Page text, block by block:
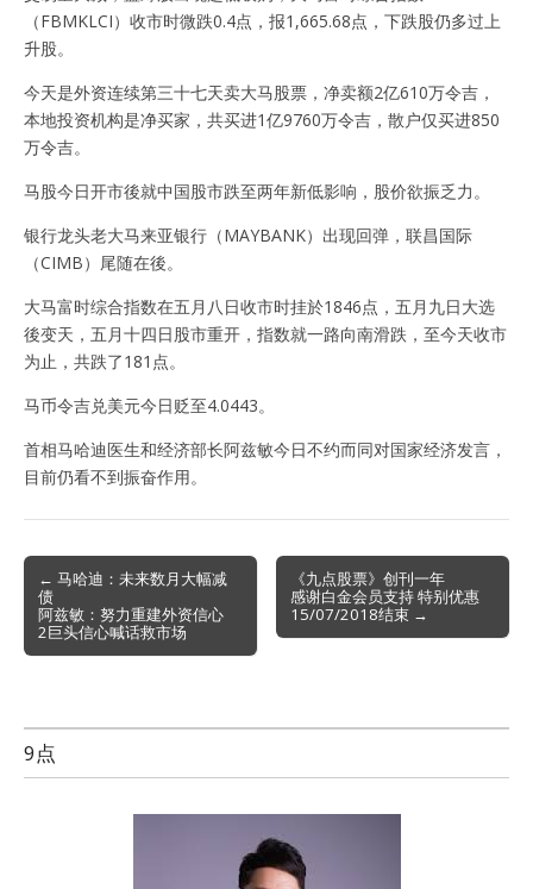
（FBMKLCI）收市时微跌0.4点，报1,665.68点，下跌股仍多过上
升股。
今天是外资连续第三十七天卖大马股票，净卖额2亿610万令吉，
本地投资机构是净买家，共买进1亿9760万令吉，散户仅买进850
万令吉。
马股今日开市後就中国股市跌至两年新低影响，股价欲振乏力。
银行龙头老大马来亚银行（MAYBANK）出现回弹，联昌国际
（CIMB）尾随在後。
大马富时综合指数在五月八日收市时挂於1846点，五月九日大选
後变天，五月十四日股市重开，指数就一路向南滑跌，至今天收市
为止，共跌了181点。
马币令吉兑美元今日贬至4.0443。
首相马哈迪医生和经济部长阿兹敏今日不约而同对国家经济发言，
目前仍看不到振奋作用。
Post
navigation
← 马哈迪：未来数月大幅减
债
阿兹敏：努力重建外资信心
2巨头信心喊话救市场
《九点股票》创刊一年
感谢白金会员支持 特别优惠
15/07/2018结束 →
9点